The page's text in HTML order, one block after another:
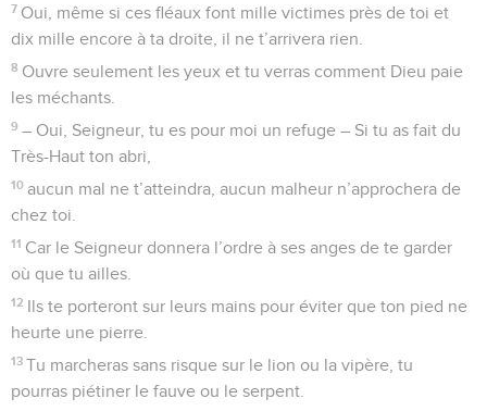
7 Oui, même si ces fléaux font mille victimes près de toi et
dix mille encore à ta droite, il ne t’arrivera rien.
8 Ouvre seulement les yeux et tu verras comment Dieu paie
les méchants.
9 – Oui, Seigneur, tu es pour moi un refuge – Si tu as fait du
Très-Haut ton abri,
10 aucun mal ne t’atteindra, aucun malheur n’approchera de
chez toi.
11 Car le Seigneur donnera l’ordre à ses anges de te garder
où que tu ailles.
12 Ils te porteront sur leurs mains pour éviter que ton pied ne
heurte une pierre.
13 Tu marcheras sans risque sur le lion ou la vipère, tu
pourras piétiner le fauve ou le serpent.